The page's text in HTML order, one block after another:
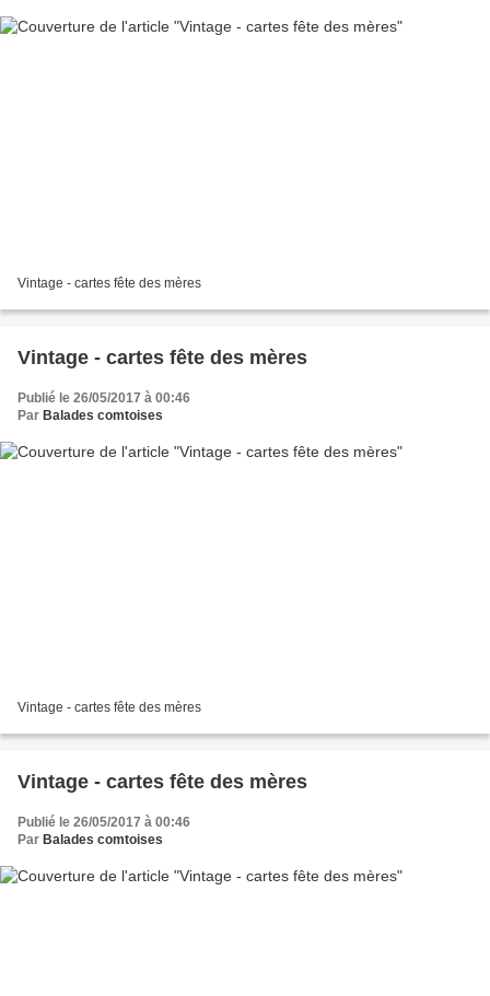
Vintage - cartes fête des mères
Vintage - cartes fête des mères
Publié le 26/05/2017 à 00:46
Par Balades comtoises
Vintage - cartes fête des mères
Vintage - cartes fête des mères
Publié le 26/05/2017 à 00:46
Par Balades comtoises